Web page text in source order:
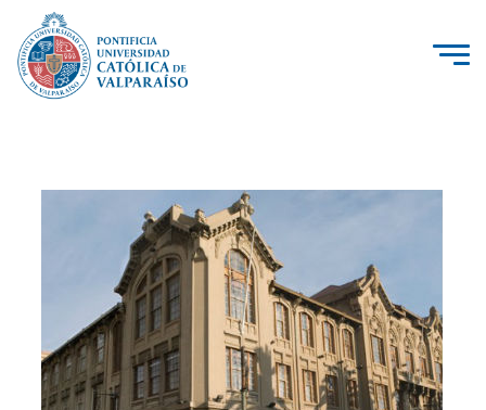
PUCV Internacional
Vinculación con el Medio
Admisión
Pregrado